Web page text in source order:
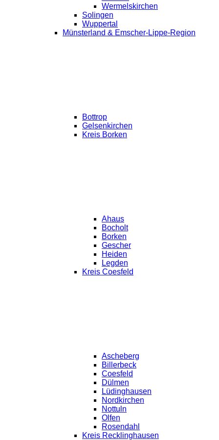
Wermelskirchen
Solingen
Wuppertal
Münsterland & Emscher-Lippe-Region
Bottrop
Gelsenkirchen
Kreis Borken
Ahaus
Bocholt
Borken
Gescher
Heiden
Legden
Kreis Coesfeld
Ascheberg
Billerbeck
Coesfeld
Dülmen
Lüdinghausen
Nordkirchen
Nottuln
Olfen
Rosendahl
Kreis Recklinghausen